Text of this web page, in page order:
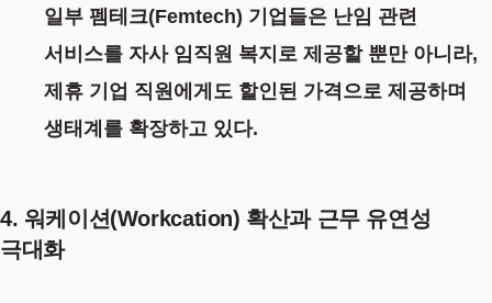
일부 펨테크(Femtech) 기업들은 난임 관련
서비스를 자사 임직원 복지로 제공할 뿐만 아니라,
제휴 기업 직원에게도 할인된 가격으로 제공하며
생태계를 확장하고 있다.
4. 워케이션(Workcation) 확산과 근무 유연성
극대화